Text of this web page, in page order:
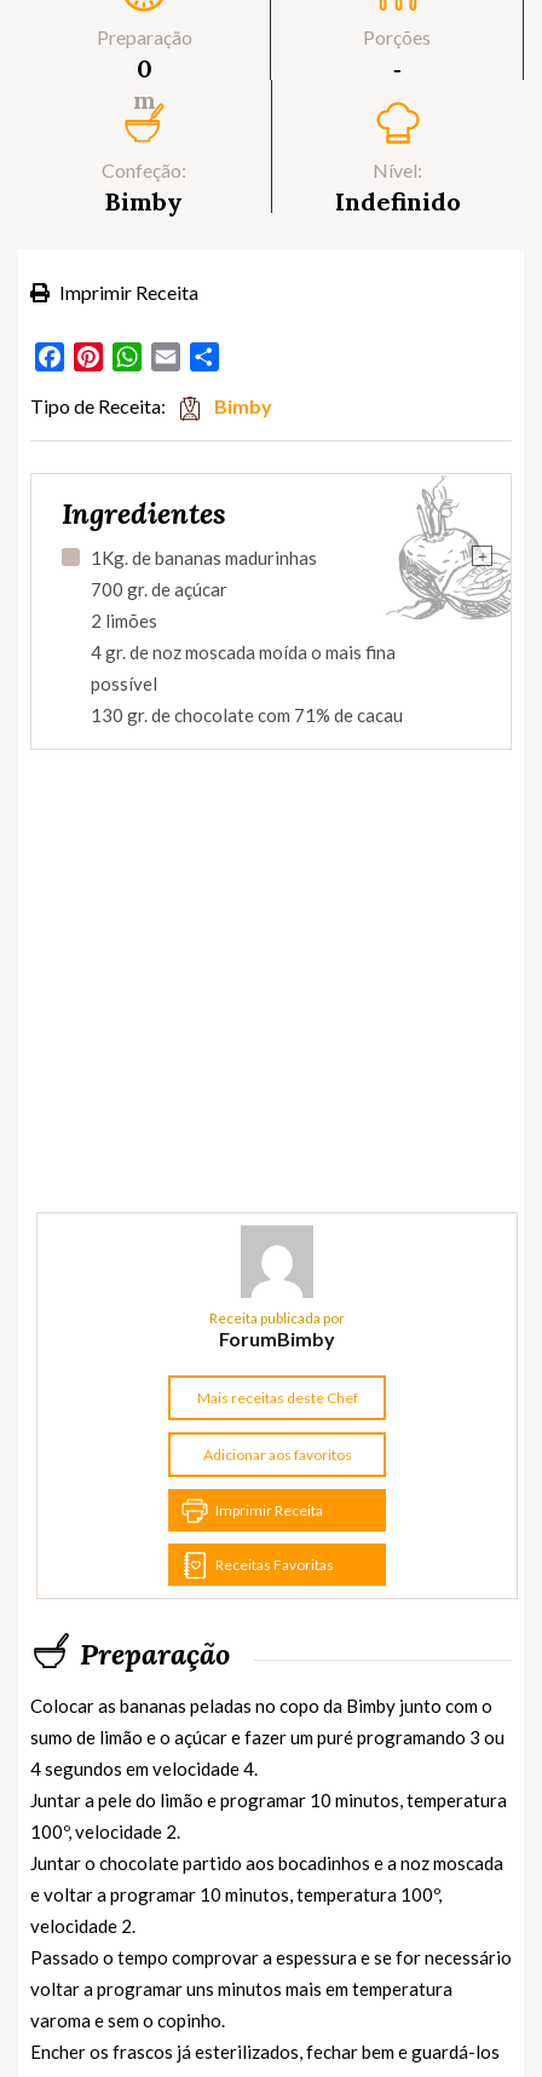
Preparação
0
m
Porções
‐
Confeção:
Bimby
Nível:
Indefinido
Imprimir Receita
FacebookPinterestWhatsApp
Email
Tipo de Receita: Bimby
Ingredientes
+
1Kg. de bananas madurinhas
700 gr. de açúcar
2 limões
4 gr. de noz moscada moída o mais fina
possível
130 gr. de chocolate com 71% de cacau
Receita publicada por
ForumBimby
Mais receitas deste Chef
Adicionar aos favoritos
Imprimir Receita
Receitas Favoritas
Preparação
Colocar as bananas peladas no copo da Bimby junto com o
sumo de limão e o açúcar e fazer um puré programando 3 ou
4 segundos em velocidade 4.
Juntar a pele do limão e programar 10 minutos, temperatura
100º, velocidade 2.
Juntar o chocolate partido aos bocadinhos e a noz moscada
e voltar a programar 10 minutos, temperatura 100º,
velocidade 2.
Passado o tempo comprovar a espessura e se for necessário
voltar a programar uns minutos mais em temperatura
varoma e sem o copinho.
Encher os frascos já esterilizados, fechar bem e guardá-los